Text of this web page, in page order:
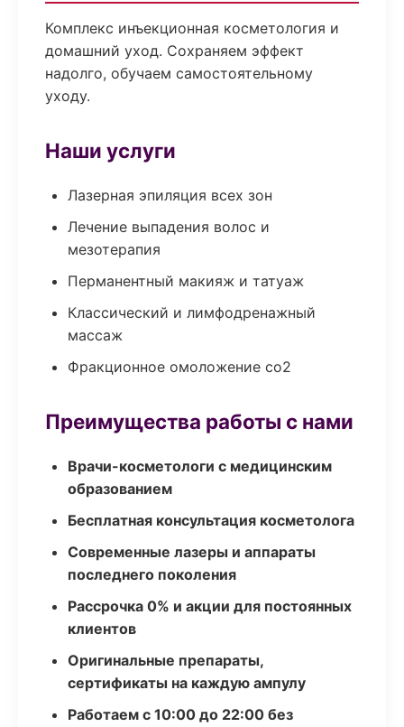
Комплекс инъекционная косметология и
домашний уход. Сохраняем эффект
надолго, обучаем самостоятельному
уходу.
Наши услуги
Лазерная эпиляция всех зон
Лечение выпадения волос и
мезотерапия
Перманентный макияж и татуаж
Классический и лимфодренажный
массаж
Фракционное омоложение co2
Преимущества работы с нами
Врачи-косметологи с медицинским
образованием
Бесплатная консультация косметолога
Современные лазеры и аппараты
последнего поколения
Рассрочка 0% и акции для постоянных
клиентов
Оригинальные препараты,
сертификаты на каждую ампулу
Работаем с 10:00 до 22:00 без